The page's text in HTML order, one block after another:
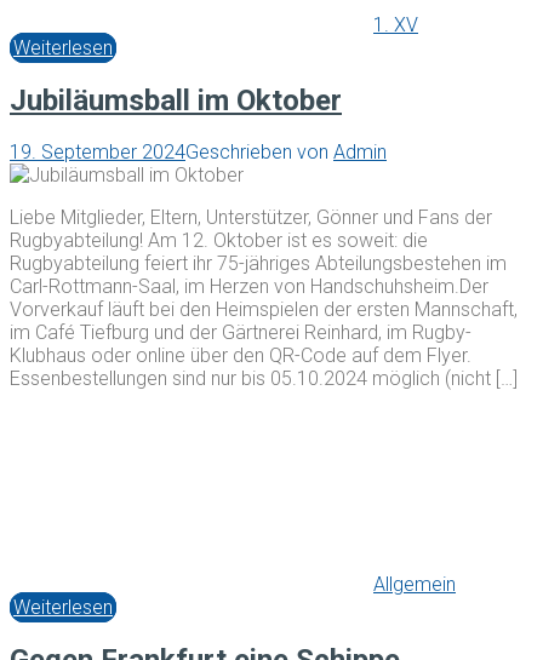
1. XV
Weiterlesen
Jubiläumsball im Oktober
19. September 2024Geschrieben von Admin
Liebe Mitglieder, Eltern, Unterstützer, Gönner und Fans der
Rugbyabteilung! Am 12. Oktober ist es soweit: die
Rugbyabteilung feiert ihr 75-jähriges Abteilungsbestehen im
Carl-Rottmann-Saal, im Herzen von Handschuhsheim.Der
Vorverkauf läuft bei den Heimspielen der ersten Mannschaft,
im Café Tiefburg und der Gärtnerei Reinhard, im Rugby-
Klubhaus oder online über den QR-Code auf dem Flyer.
Essenbestellungen sind nur bis 05.10.2024 möglich (nicht […]
Allgemein
Weiterlesen